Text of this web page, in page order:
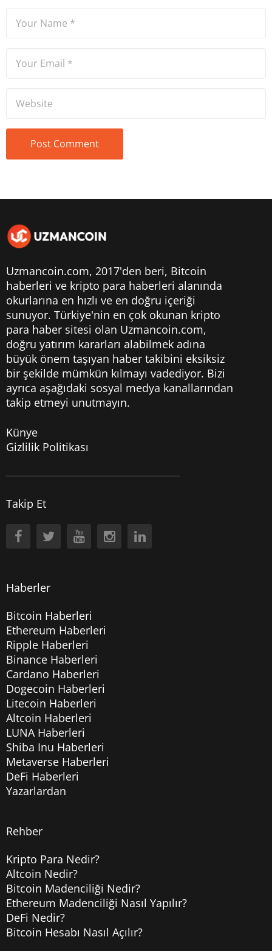
Uzmancoin.com, 2017'den beri, Bitcoin
haberleri ve kripto para haberleri alanında
okurlarına en hızlı ve en doğru içeriği
sunuyor. Türkiye'nin en çok okunan kripto
para haber sitesi olan Uzmancoin.com,
doğru yatırım kararları alabilmek adına
büyük önem taşıyan haber takibini eksiksiz
bir şekilde mümkün kılmayı vadediyor. Bizi
ayrıca aşağıdaki sosyal medya kanallarından
takip etmeyi unutmayın.
Künye
Gizlilik Politikası
Takip Et
Haberler
Bitcoin Haberleri
Ethereum Haberleri
Ripple Haberleri
Binance Haberleri
Cardano Haberleri
Dogecoin Haberleri
Litecoin Haberleri
Altcoin Haberleri
LUNA Haberleri
Shiba Inu Haberleri
Metaverse Haberleri
DeFi Haberleri
Yazarlardan
Rehber
Kripto Para Nedir?
Altcoin Nedir?
Bitcoin Madenciliği Nedir?
Ethereum Madenciliği Nasıl Yapılır?
DeFi Nedir?
Bitcoin Hesabı Nasıl Açılır?